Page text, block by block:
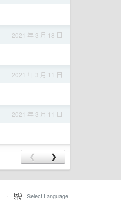
2021 年 3 月 18 日
2021 年 3 月 11 日
2021 年 3 月 11 日
❮ ❯
Select Language